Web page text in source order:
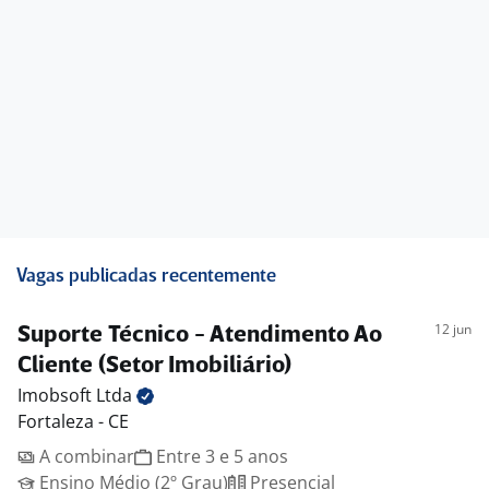
Vagas publicadas recentemente
Suporte Técnico - Atendimento Ao
Cliente (Setor Imobiliário)
12 jun
Imobsoft Ltda
Fortaleza - CE
A combinar
Entre 3 e 5 anos
Ensino Médio (2º Grau)
Presencial